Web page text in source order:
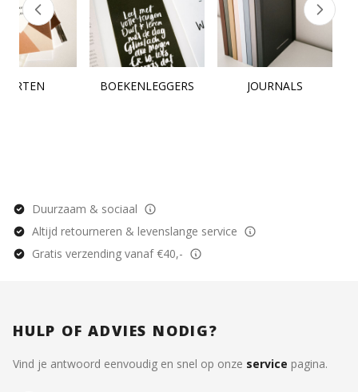
BOEKENLEGGERS JOURNALS
Duurzaam & sociaal
Altijd retourneren & levenslange service
Gratis verzending vanaf €40,-
HULP OF ADVIES NODIG?
Vind je antwoord eenvoudig en snel op onze service pagina.